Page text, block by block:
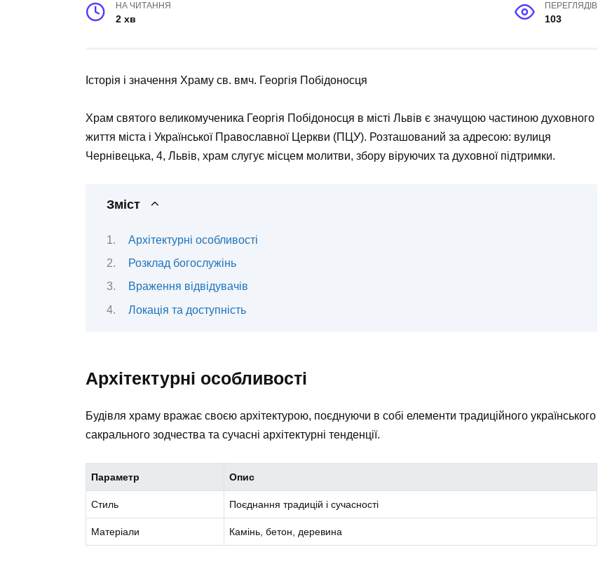
НА ЧИТАННЯ
2 хв
ПЕРЕГЛЯДІВ
103
Історія і значення Храму св. вмч. Георгія Побідоносця
Храм святого великомученика Георгія Побідоносця в місті Львів є значущою частиною духовного
життя міста і Української Православної Церкви (ПЦУ). Розташований за адресою: вулиця
Чернівецька, 4, Львів, храм слугує місцем молитви, збору віруючих та духовної підтримки.
Зміст
Архітектурні особливості
Розклад богослужінь
Враження відвідувачів
Локація та доступність
Архітектурні особливості
Будівля храму вражає своєю архітектурою, поєднуючи в собі елементи традиційного українського
сакрального зодчества та сучасні архітектурні тенденції.
Параметр Опис
Стиль Поєднання традицій і сучасності
Матеріали Камінь, бетон, деревина